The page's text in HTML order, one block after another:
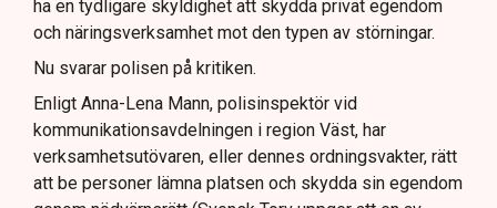
ha en tydligare skyldighet att skydda privat egendom
och näringsverksamhet mot den typen av störningar.
Nu svarar polisen på kritiken.
Enligt Anna-Lena Mann, polisinspektör vid
kommunikationsavdelningen i region Väst, har
verksamhetsutövaren, eller dennes ordningsvakter, rätt
att be personer lämna platsen och skydda sin egendom